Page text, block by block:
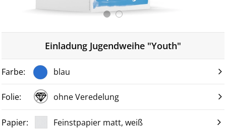
Einladung Jugendweihe "Youth"
blau
ohne Veredelung
Feinstpapier matt, weiß